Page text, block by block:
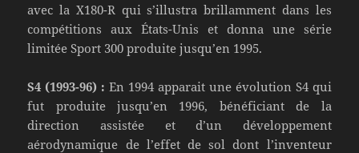
avec la X180-R qui s’illustra brillamment dans les
compétitions aux États-Unis et donna une série
limitée Sport 300 produite jusqu’en 1995.
S4 (1993-96) :En 1994 apparait une évolution S4 qui
fut produite jusqu’en 1996, bénéficiant de la
direction assistée et d’un développement
aérodynamique de l’effet de sol dont l’inventeur